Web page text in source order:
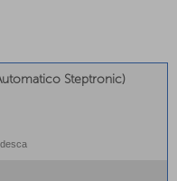
Steptronic)